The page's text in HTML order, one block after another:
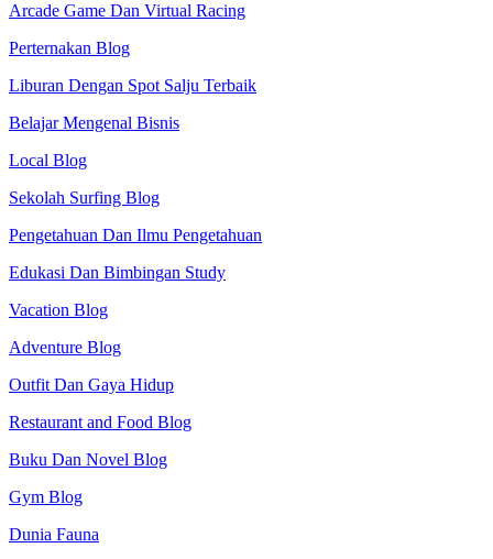
Arcade Game Dan Virtual Racing
Perternakan Blog
Liburan Dengan Spot Salju Terbaik
Belajar Mengenal Bisnis
Local Blog
Sekolah Surfing Blog
Pengetahuan Dan Ilmu Pengetahuan
Edukasi Dan Bimbingan Study
Vacation Blog
Adventure Blog
Outfit Dan Gaya Hidup
Restaurant and Food Blog
Buku Dan Novel Blog
Gym Blog
Dunia Fauna